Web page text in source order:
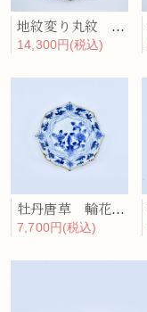
地紋変り丸紋 輪花プレート
14,300円(税込)
牡丹唐草 輪花銘々皿
7,700円(税込)